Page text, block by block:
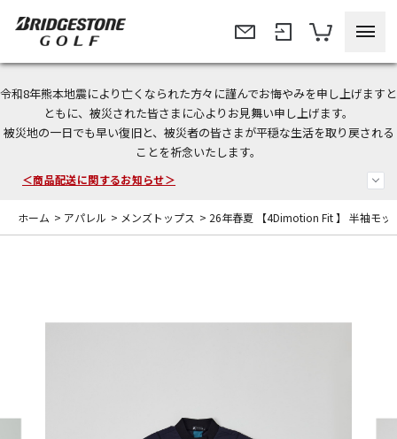
令和8年熊本地震により亡くなられた方々に謹んでお悔やみを申し上げますと
ともに、被災された皆さまに心よりお見舞い申し上げます。
被災地の一日でも早い復旧と、被災者の皆さまが平穏な生活を取り戻される
ことを祈念いたします。
今なら新規会員登録で1,000円OFFクーポンプレゼント！
＜商品配送に関するお知らせ＞
＜夏季休暇中のご注文・発送・お問い合わせ＞
ホーム > アパレル > メンズトップス > 26年春夏 【4Dimotion Fit 】 半袖モッ